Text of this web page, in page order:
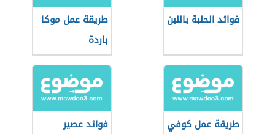
فوائد الحلبة باللبن
طريقة عمل موكا
باردة
طريقة عمل كوفي
فوائد عصير